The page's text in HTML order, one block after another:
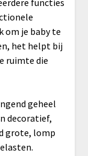
functies
om je baby te
het helpt bij
ruimte die
geheel
decoratief,
grote, lomp